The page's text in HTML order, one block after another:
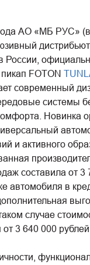
АО «МБ РУС»
России,
FOTON
современный
системы
Новинка
и активного
составила от 3
автомобиля в
случае
3 640 000 рублей.